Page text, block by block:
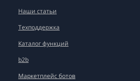
Наши статьи
Техподдержка
Каталог функций
b2b
Маркетплейс ботов